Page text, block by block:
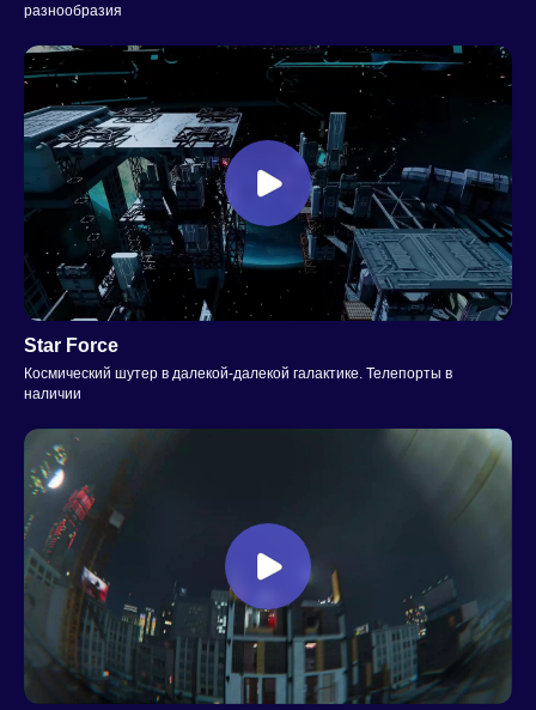
разнообразия
Star Force
Космический шутер в далекой-далекой галактике. Телепорты в
наличии